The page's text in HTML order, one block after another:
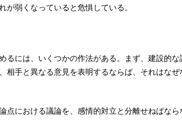
が弱くなっていると危惧している。
るには、いくつかの作法がある。まず、建設的
相手と異なる意見を表明するならば、それはな
点における議論を、感情的対立と分離せねばな